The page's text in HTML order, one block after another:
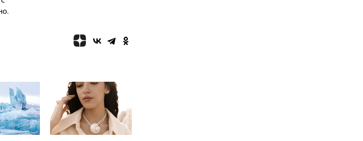
Три человека погибли в
результате ночной атаки БПЛА
одесской портовой
инфраструктуре
10:10
Премьер Японии снова
не упомянула, чья атомная
бомба разрушила Нагасаки